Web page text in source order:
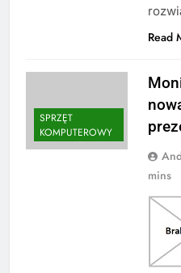
Read
SPRZĘT
KOMPUTEROWY
mins